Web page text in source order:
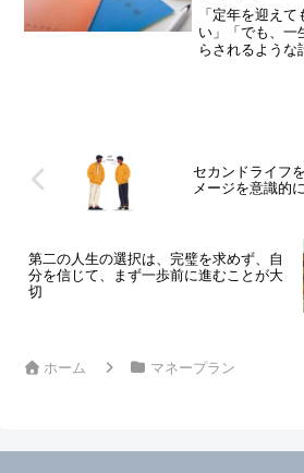
「定年を迎え
い」「でも、一
らされるよう
セカンドライフ
メージを意識的
第二の人生の選択は、完璧を求めず、自
分を信じて、まず一歩前に進むことが大
切
ホーム マネープラン